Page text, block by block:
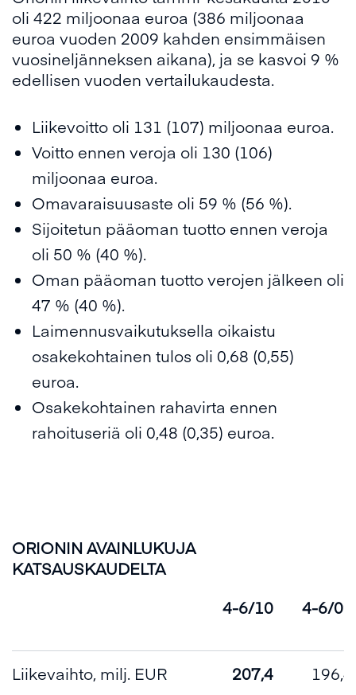
oli 422 miljoonaa euroa (386 miljoonaa
euroa vuoden 2009 kahden ensimmäisen
vuosineljänneksen aikana), ja se kasvoi 9 %
edellisen vuoden vertailukaudesta.
Liikevoitto oli 131 (107) miljoonaa euroa.
Voitto ennen veroja oli 130 (106)
miljoonaa euroa.
Omavaraisuusaste oli 59 % (56 %).
Sijoitetun pääoman tuotto ennen veroja
oli 50 % (40 %).
Oman pääoman tuotto verojen jälkeen oli
47 % (40 %).
Laimennusvaikutuksella oikaistu
osakekohtainen tulos oli 0,68 (0,55)
euroa.
Osakekohtainen rahavirta ennen
rahoituseriä oli 0,48 (0,35) euroa.
ORIONIN AVAINLUKUJA
KATSAUSKAUDELTA
4-6/10
4-6/09
Liikevaihto, milj. EUR 207,4 196,4